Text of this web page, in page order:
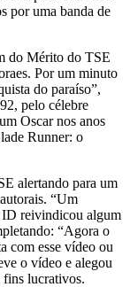
por uma banda de
do Mérito do TSE
Por um minuto
do paraíso”,
pelo célebre
Oscar nos anos
Runner: o
alertando para um
“Um
ID reivindicou algum
“Agora o
com esse vídeo ou
o vídeo e alegou
fins lucrativos.